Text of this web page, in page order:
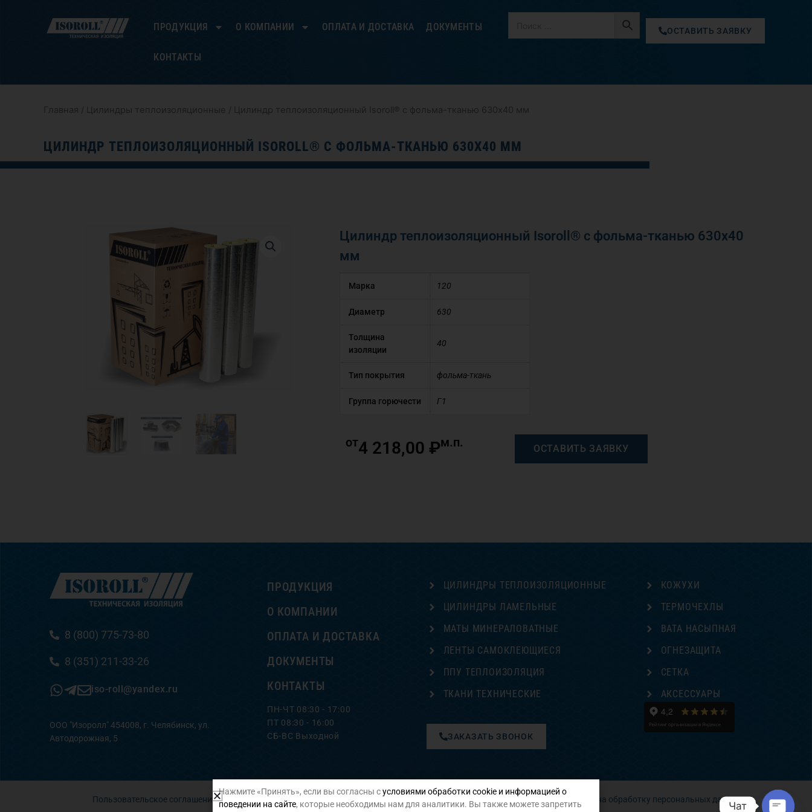
ПРОДУКЦИЯ О КОМПАНИИ ОПЛАТА И ДОСТАВКА ДОКУМЕНТЫ
КОНТАКТЫ
ОСТАВИТЬ ЗАЯВКУ
Главная / Цилиндры теплоизоляционные / Цилиндр теплоизоляционный Isoroll® с фольма-тканью 630х40 мм
ЦИЛИНДР ТЕПЛОИЗОЛЯЦИОННЫЙ ISOROLL® С ФОЛЬМА-ТКАНЬЮ 630Х40 ММ
Цилиндр теплоизоляционный Isoroll® с фольма-тканью 630х40
мм
Марка 120
Диаметр 630
Толщина
изоляции
40
Тип покрытия фольма-ткань
Группа горючести Г1
от4 218,00 ₽м.п. ОСТАВИТЬ ЗАЯВКУ
8 (800) 775-73-80
8 (351) 211-33-26
iso-roll@yandex.ru
ООО "Изоролл" 454008, г. Челябинск, ул.
Автодорожная, 5
ПРОДУКЦИЯ
О КОМПАНИИ
ОПЛАТА И ДОСТАВКА
ДОКУМЕНТЫ
КОНТАКТЫ
ПН-ЧТ 08:30 - 17:00
ПТ 08:30 - 16:00
СБ-ВС Выходной
ЦИЛИНДРЫ ТЕПЛОИЗОЛЯЦИОННЫЕ
ЦИЛИНДРЫ ЛАМЕЛЬНЫЕ
МАТЫ МИНЕРАЛОВАТНЫЕ
ЛЕНТЫ САМОКЛЕЮЩИЕСЯ
ППУ ТЕПЛОИЗОЛЯЦИЯ
ТКАНИ ТЕХНИЧЕСКИЕ
ЗАКАЗАТЬ ЗВОНОК
КОЖУХИ
ТЕРМОЧЕХЛЫ
ВАТА НАСЫПНАЯ
ОГНЕЗАЩИТА
СЕТКА
АКСЕССУАРЫ
Пользовательское соглашение Политика конфиденциальности Согласие на обработку персональных данных
Чат
Нажмите «Принять», если вы согласны сусловиями обработки cookie и информацией о
поведении на сайте, которые необходимы нам для аналитики. Вы также можете запретить